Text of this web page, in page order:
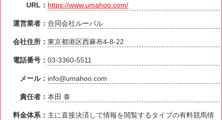
URL： https://www.umahoo.com/
運営業者：合同会社ルーバル
会社住所：東京都港区西麻布4-8-22
電話番号：03-3360-5511
メール： info@umahoo.com
責任者：本田 泰
料金体系： 主に直接決済して情報を閲覧するタイプの有料競馬情